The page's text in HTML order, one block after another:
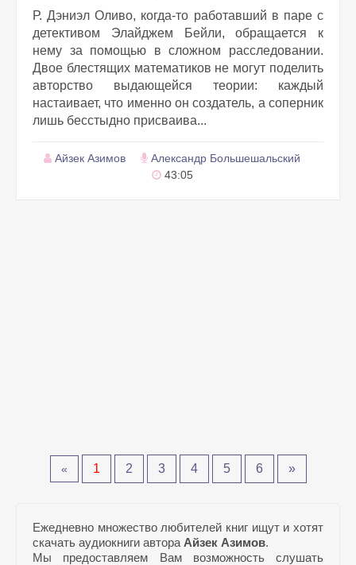
Р. Дэниэл Оливо, когда-то работавший в паре с
детективом Элайджем Бейли, обращается к
нему за помощью в сложном расследовании.
Двое блестящих математиков не могут поделить
авторство выдающейся теории: каждый
настаивает, что именно он создатель, а соперник
лишь бесстыдно присваива...
Айзек Азимов
Александр Большешальский
43:05
« 1 2 3 4 5 6 »
Ежедневно множество любителей книг ищут и хотят
скачать аудиокниги автора Айзек Азимов.
Мы предоставляем Вам возможность слушать